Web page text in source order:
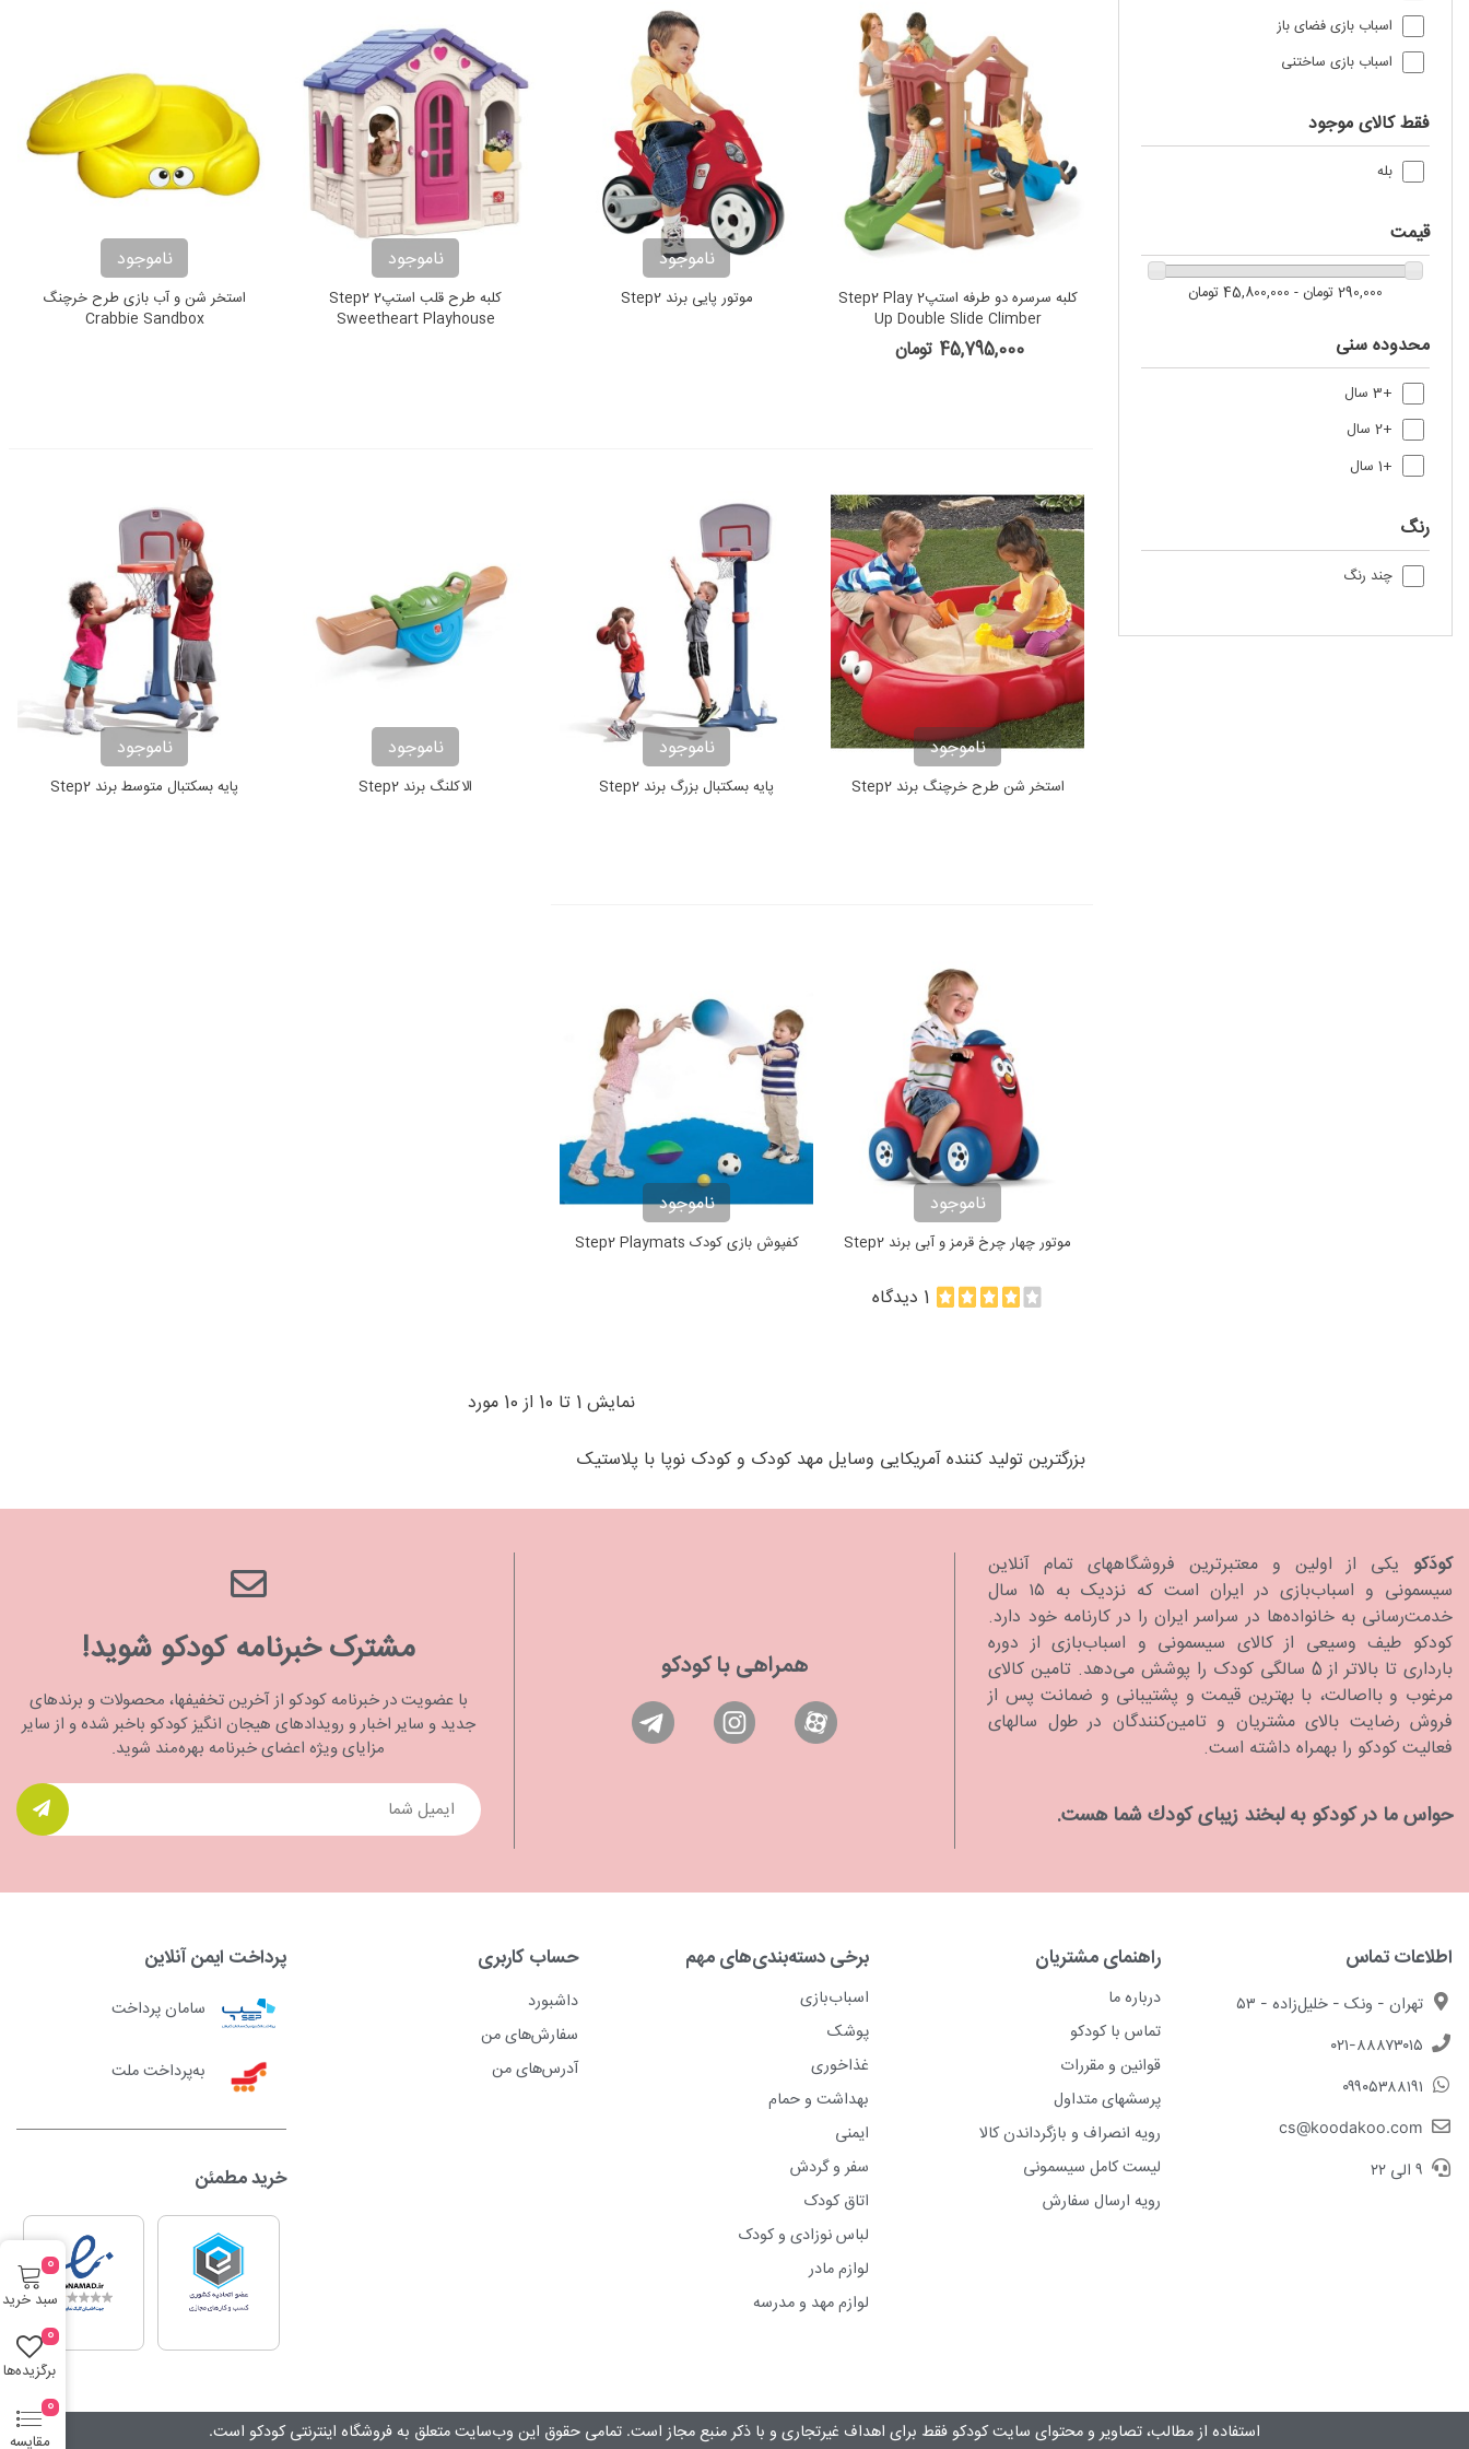
اسباب بازی فضای باز
اسباب‌ بازی ساختنی
فقط کالای موجود
بله
قیمت
290,000 تومان - 45,800,000 تومان
محدوده سنی
+3 سال
+2 سال
+1 سال
رنگ
چند رنگ
کلبه سرسره دو طرفه استپ2 Step2 Play
Up Double Slide Climber
45,795,000 تومان
ناموجود
موتور پایی برند Step2
ناموجود
کلبه طرح قلب استپ2 Step2
Sweetheart Playhouse
ناموجود
استخر شن و آب بازی طرح خرچنگ
Crabbie Sandbox
ناموجود
استخر شن طرح خرچنگ برند Step2
ناموجود
پایه بسکتبال بزرگ برند Step2
ناموجود
الاکلنگ برند Step2
ناموجود
پایه بسکتبال متوسط برند Step2
ناموجود
موتور چهار چرخ قرمز و آبی برند Step2
1 دیدگاه
ناموجود
کفپوش بازی کودک Step2 Playmats
نمایش 1 تا 10 از 10 مورد
بزرگترین تولید کننده آمریکایی وسایل مهد کودک و کودک نوپا با پلاستیک
ادامه مطلب
کودَکو یکی از اولین و معتبرترین فروشگاههای تمام آنلاین
سیسمونی و اسباب‌بازی در ایران است که نزدیک به ۱۵ سال
خدمت‌رسانی به خانواده‌ها در سراسر ایران را در کارنامه خود دارد.
كودكو طیف وسیعی از کالای سیسمونی و اسباب‌بازی از دوره
بارداری تا بالاتر از 5 سالگی کودک را پوشش می‌دهد. تامین کالای
مرغوب و بااصالت، با بهترین قیمت و پشتیبانی و ضمانت پس از
فروش رضایت بالای مشتریان و تامین‌کنندگان در طول سالهای
فعالیت کودکو را بهمراه داشته است.
حواس ما در كودكو به لبخند زیبای كودك شما هست.
همراهی با کودکو مشترک خبرنامه کودکو شوید!
با عضویت در خبرنامه کودکو از آخرین تخفیفها، محصولات و برندهای
جدید و سایر اخبار و رویدادهای هیجان انگیز کودکو باخبر شده و از سایر
مزایای ویژه اعضای خبرنامه بهره‌مند شوید.
اطلاعات تماس
تهران - ونک - خلیل‌زاده - ۵۳
۰۲۱-۸۸۸۷۳۰۱۵
۰۹۹۰۵۳۸۸۱۹۱
cs@koodakoo.com
۹ الی ۲۲
راهنمای مشتریان
درباره ما
تماس با کودکو
قوانین و مقررات
پرسشهای متداول
رویه انصراف و بازگرداندن کالا
لیست کامل سیسمونی
رویه ارسال سفارش
برخی دسته‌بندی‌های مهم
اسباب‌بازی
پوشک
غذاخوری
بهداشت و حمام
ایمنی
سفر و گردش
اتاق کودک
لباس نوزادی و کودک
لوازم مادر
لوازم مهد و مدرسه
حساب کاربری
داشبورد
سفارش‌های من
آدرس‌های من
پرداخت ایمن آنلاین
سامان پرداخت
به‌پرداخت ملت
خرید مطمئن
استفاده از مطالب، تصاویر و محتوای سايت کودکو فقط برای اهداف غیرتجاری و با ذکر منبع مجاز است. تمامی حقوق این وب‌سایت متعلق به فروشگاه اینترنتی کودکو است.
سبد خرید
0
برگزیده‌ها
0
مقایسه
0